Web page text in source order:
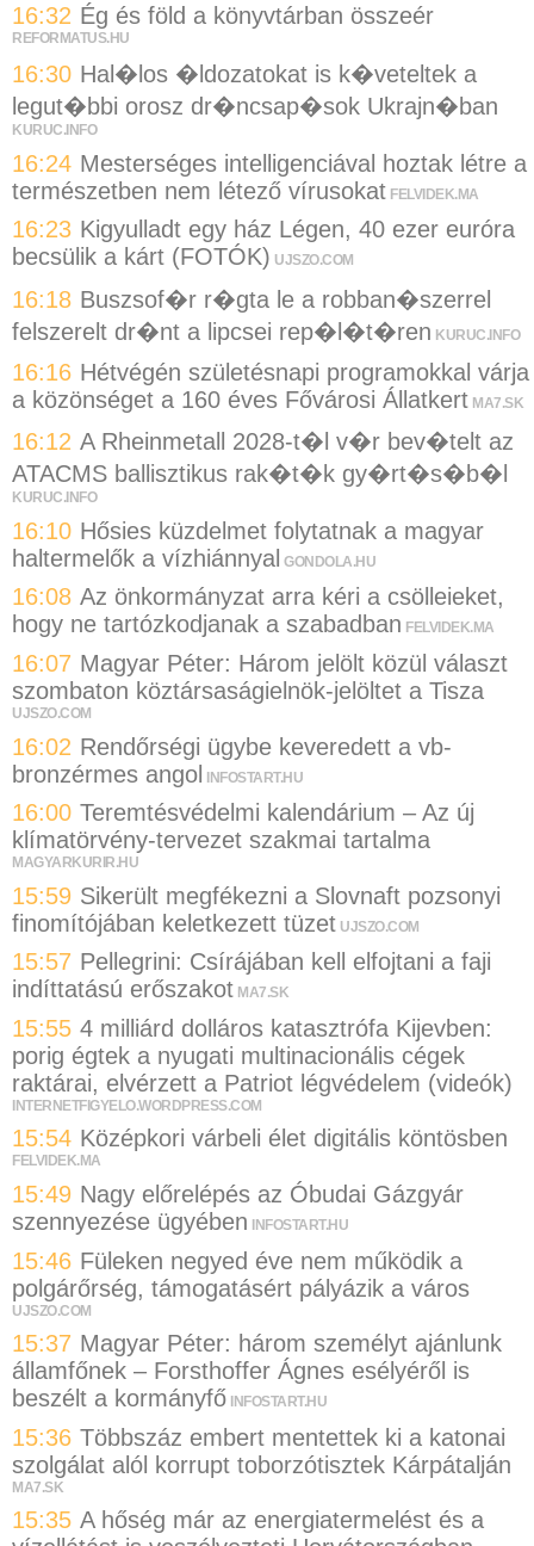
16:32 Ég és föld a könyvtárban összeér
REFORMATUS.HU
16:30 Hal�los �ldozatokat is k�veteltek a
legut�bbi orosz dr�ncsap�sok Ukrajn�ban
KURUC.INFO
16:24 Mesterséges intelligenciával hoztak létre a
természetben nem létező vírusokat FELVIDEK.MA
16:23 Kigyulladt egy ház Légen, 40 ezer euróra
becsülik a kárt (FOTÓK) UJSZO.COM
16:18 Buszsof�r r�gta le a robban�szerrel
felszerelt dr�nt a lipcsei rep�l�t�ren KURUC.INFO
16:16 Hétvégén születésnapi programokkal várja
a közönséget a 160 éves Fővárosi Állatkert MA7.SK
16:12 A Rheinmetall 2028-t�l v�r bev�telt az
ATACMS ballisztikus rak�t�k gy�rt�s�b�l
KURUC.INFO
16:10 Hősies küzdelmet folytatnak a magyar
haltermelők a vízhiánnyal GONDOLA.HU
16:08 Az önkormányzat arra kéri a csölleieket,
hogy ne tartózkodjanak a szabadban FELVIDEK.MA
16:07 Magyar Péter: Három jelölt közül választ
szombaton köztársaságielnök-jelöltet a Tisza
UJSZO.COM
16:02 Rendőrségi ügybe keveredett a vb-
bronzérmes angol INFOSTART.HU
16:00 Teremtésvédelmi kalendárium – Az új
klímatörvény-tervezet szakmai tartalma
MAGYARKURIR.HU
15:59 Sikerült megfékezni a Slovnaft pozsonyi
finomítójában keletkezett tüzet UJSZO.COM
15:57 Pellegrini: Csírájában kell elfojtani a faji
indíttatású erőszakot MA7.SK
15:55 4 milliárd dolláros katasztrófa Kijevben:
porig égtek a nyugati multinacionális cégek
raktárai, elvérzett a Patriot légvédelem (videók)
INTERNETFIGYELO.WORDPRESS.COM
15:54 Középkori várbeli élet digitális köntösben
FELVIDEK.MA
15:49 Nagy előrelépés az Óbudai Gázgyár
szennyezése ügyében
INFOSTART.HU
15:46 Füleken negyed éve nem működik a
polgárőrség, támogatásért pályázik a város
UJSZO.COM
15:37 Magyar Péter: három személyt ajánlunk
államfőnek – Forsthoffer Ágnes esélyéről is
beszélt a kormányfő INFOSTART.HU
15:36 Többszáz embert mentettek ki a katonai
szolgálat alól korrupt toborzótisztek Kárpátalján
MA7.SK
15:35 A hőség már az energiatermelést és a